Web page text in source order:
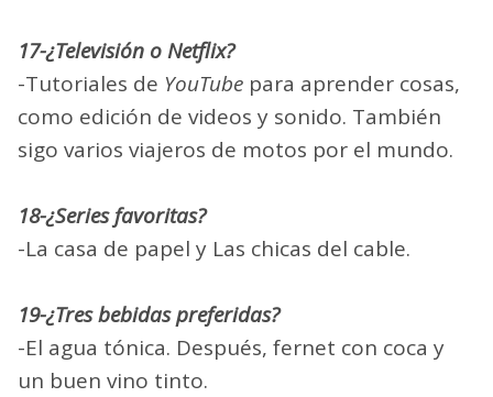
17-¿Televisión o Netflix?
-Tutoriales de YouTube para aprender cosas,
como edición de videos y sonido. También
sigo varios viajeros de motos por el mundo.
18-¿Series favoritas?
-La casa de papel y Las chicas del cable.
19-¿Tres bebidas preferidas?
-El agua tónica. Después, fernet con coca y
un buen vino tinto.